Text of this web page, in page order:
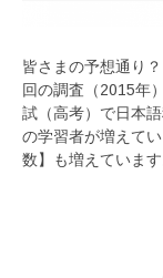
皆さまの予想通り
回の調査（2015年
試（高考）で日本
の学習者が増えて
数】も増えています